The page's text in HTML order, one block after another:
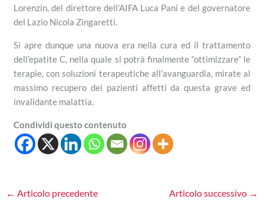
Lorenzin, del direttore dell’AIFA Luca Pani e del governatore
del Lazio Nicola Zingaretti.
Si apre dunque una nuova era nella cura ed il trattamento
dell’epatite C, nella quale si potrà finalmente “ottimizzare” le
terapie, con soluzioni terapeutiche all’avanguardia, mirate al
massimo recupero dei pazienti affetti da questa grave ed
invalidante malattia.
Condividi questo contenuto
← Articolo precedente Articolo successivo →